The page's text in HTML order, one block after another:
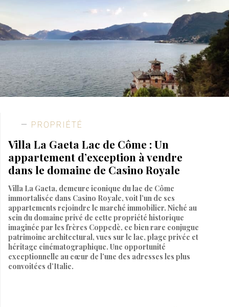
PROPRIÉTÉ
Villa La Gaeta Lac de Côme : Un
appartement d’exception à vendre
dans le domaine de Casino Royale
Villa La Gaeta, demeure iconique du lac de Côme
immortalisée dans Casino Royale, voit l’un de ses
appartements rejoindre le marché immobilier. Niché au
sein du domaine privé de cette propriété historique
imaginée par les frères Coppedè, ce bien rare conjugue
patrimoine architectural, vues sur le lac, plage privée et
héritage cinématographique. Une opportunité
exceptionnelle au cœur de l’une des adresses les plus
convoitées d’Italie.